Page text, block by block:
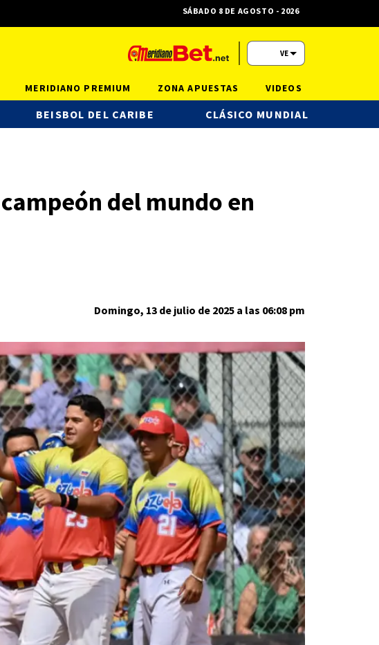
del mundo en
Domingo, 13 de julio de 2025 a las 06:08 pm
SÁBADO 8 DE AGOSTO - 2026
VE
BEISBOL DEL CARIBE CLÁSICO MUNDIAL
MERIDIANO PREMIUM ZONA APUESTAS VIDEOS